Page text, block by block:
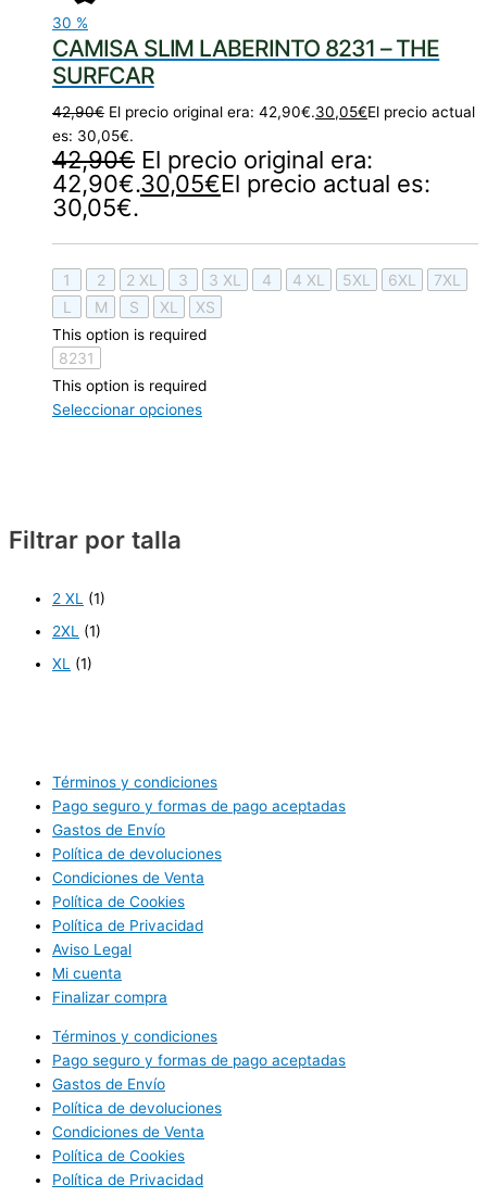
Filtrar por talla
2 XL
(1)
2XL
(1)
XL (1)
30 %
CAMISA SLIM LABERINTO 8231 – THE
SURFCAR
42,90€ El precio original era: 42,90€.30,05€El precio actual
es: 30,05€.
42,90€ El precio original era:
42,90€.30,05€El precio actual es:
30,05€.
1 2 2 XL 3 3 XL 4 4 XL 5XL 6XL
7XL
L
M S XL XS
This option is required
8231
This option is required
Seleccionar opciones
Términos y condiciones
Pago seguro y formas de pago aceptadas
Gastos de Envío
Política de devoluciones
Condiciones de Venta
Política de Cookies
Política de Privacidad
Aviso Legal
Mi cuenta
Finalizar compra
Términos y condiciones
Pago seguro y formas de pago aceptadas
Gastos de Envío
Política de devoluciones
Condiciones de Venta
Política de Cookies
Política de Privacidad